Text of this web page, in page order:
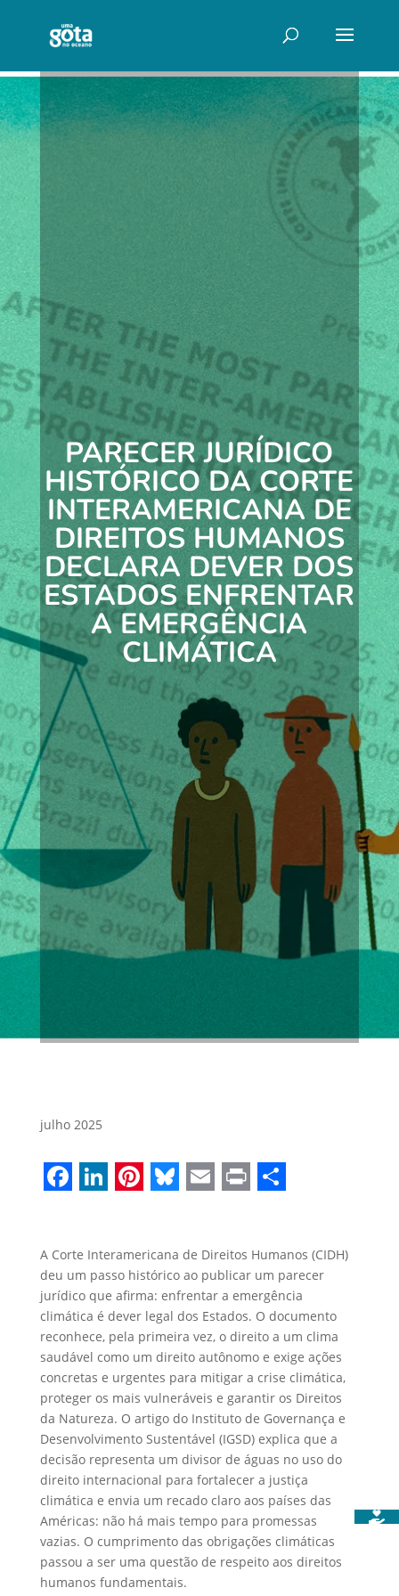
PARECER JURÍDICO
HISTÓRICO DA CORTE
INTERAMERICANA DE
DIREITOS HUMANOS
DECLARA DEVER DOS
ESTADOS ENFRENTAR
A EMERGÊNCIA
CLIMÁTICA
julho 2025
A Corte Interamericana de Direitos Humanos (CIDH)
deu um passo histórico ao publicar um parecer
jurídico que afirma: enfrentar a emergência
climática é dever legal dos Estados. O documento
reconhece, pela primeira vez, o direito a um clima
saudável como um direito autônomo e exige ações
concretas e urgentes para mitigar a crise climática,
proteger os mais vulneráveis e garantir os Direitos
da Natureza. O artigo do Instituto de Governança e
Desenvolvimento Sustentável (IGSD) explica que a
decisão representa um divisor de águas no uso do
direito internacional para fortalecer a justiça
climática e envia um recado claro aos países das
Américas: não há mais tempo para promessas
vazias. O cumprimento das obrigações climáticas
passou a ser uma questão de respeito aos direitos
humanos fundamentais.